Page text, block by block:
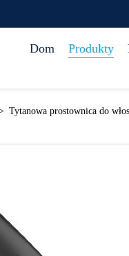
Dom Produkty
Tytanowa prostownica do